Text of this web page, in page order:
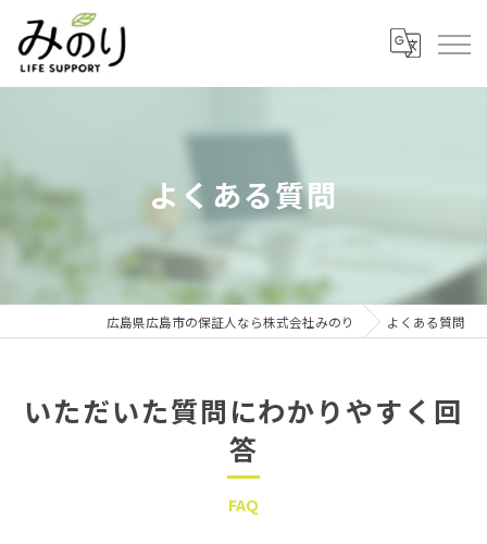
よくある質問
広島県広島市の保証人なら株式会社みのり よくある質問
いただいた質問にわかりやすく回
答
FAQ